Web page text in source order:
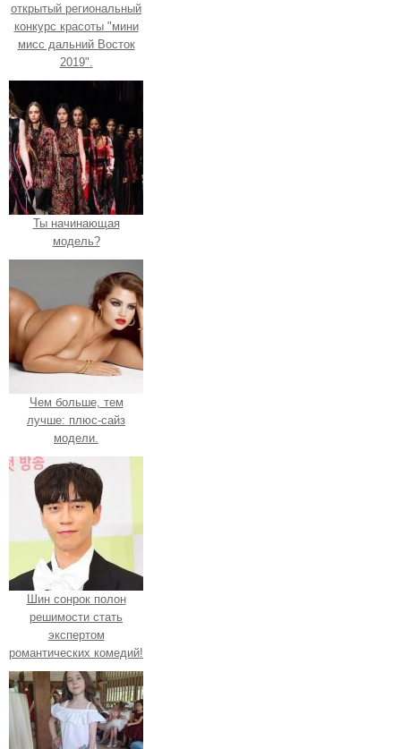
открытый региональный
конкурс красоты "мини
мисс дальний Восток
2019".
Ты начинающая
модель?
Чем больше, тем
лучше: плюс-сайз
модели.
Шин сонрок полон
решимости стать
экспертом
романтических комедий!